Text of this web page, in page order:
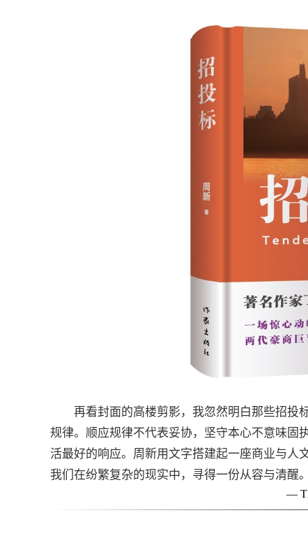
再看封面的高楼剪影，我忽然明白那些招投
规律。顺应规律不代表妥协，坚守本心不意味固
活最好的响应。周新用文字搭建起一座商业与人
我们在纷繁复杂的现实中，寻得一份从容与清醒。
—